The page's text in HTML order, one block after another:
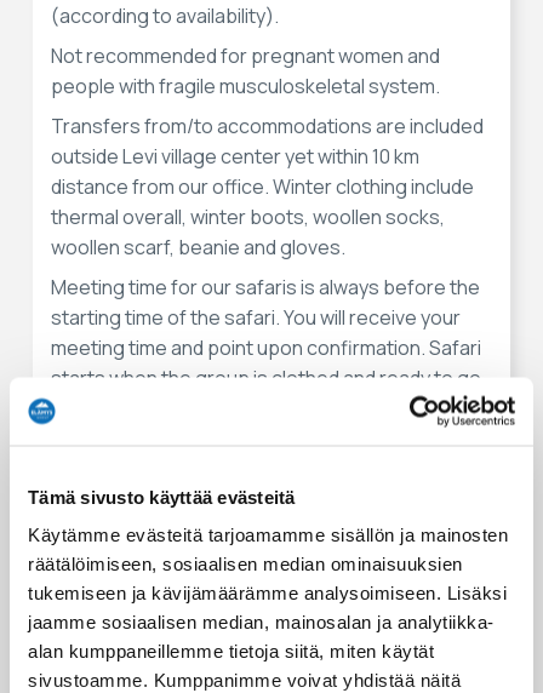
Tämä sivusto käyttää evästeitä
Käytämme evästeitä tarjoamamme sisällön ja mainosten
räätälöimiseen, sosiaalisen median ominaisuuksien
tukemiseen ja kävijämäärämme analysoimiseen. Lisäksi
jaamme sosiaalisen median, mainosalan ja analytiikka-
alan kumppaneillemme tietoja siitä, miten käytät
sivustoamme. Kumppanimme voivat yhdistää näitä
(according to availability).
Not recommended for pregnant women and
people with fragile musculoskeletal system.
Transfers from/to accommodations are included
outside Levi village center yet within 10 km
distance from our office. Winter clothing include
thermal overall, winter boots, woollen socks,
woollen scarf, beanie and gloves.
Meeting time for our safaris is always before the
starting time of the safari. You will receive your
meeting time and point upon confirmation. Safari
starts when the group is clothed and ready to go.
Missed meeting time and point will result on
Tapaamispaikat
Tämä elämys voidaan aloittaa seuraavista paikoista:
Safartica office
Hiihtäjänkuja 10
Sirkka